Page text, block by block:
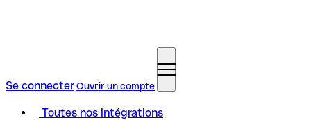
Se connecterOuvrir un compte
Toutes nos intégrations